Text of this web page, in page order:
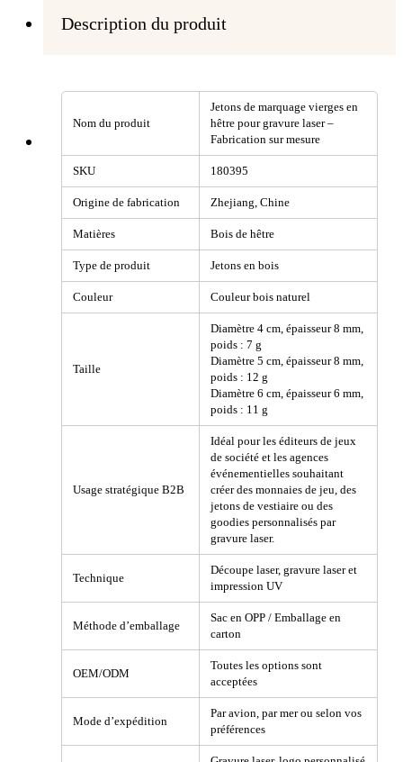
Description du produit
Nom du produit
Jetons de marquage vierges en
hêtre pour gravure laser –
Fabrication sur mesure
SKU 180395
Origine de fabrication Zhejiang, Chine
Matières Bois de hêtre
Type de produit Jetons en bois
Couleur Couleur bois naturel
Taille
Diamètre 4 cm, épaisseur 8 mm,
poids : 7 g
Diamètre 5 cm, épaisseur 8 mm,
poids : 12 g
Diamètre 6 cm, épaisseur 6 mm,
poids : 11 g
Usage stratégique B2B
Idéal pour les éditeurs de jeux
de société et les agences
événementielles souhaitant
créer des monnaies de jeu, des
jetons de vestiaire ou des
goodies personnalisés par
gravure laser.
Technique
Découpe laser, gravure laser et
impression UV
Méthode d’emballage
Sac en OPP / Emballage en
carton
OEM/ODM
Toutes les options sont
acceptées
Mode d’expédition
Par avion, par mer ou selon vos
préférences